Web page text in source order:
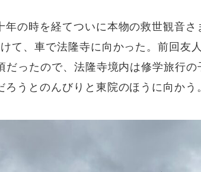
の時を経てついに本物の救世観音
て、車で法隆寺に向かった。前回友
ったので、法隆寺境内は修学旅行
うとのんびりと東院のほうに向かう